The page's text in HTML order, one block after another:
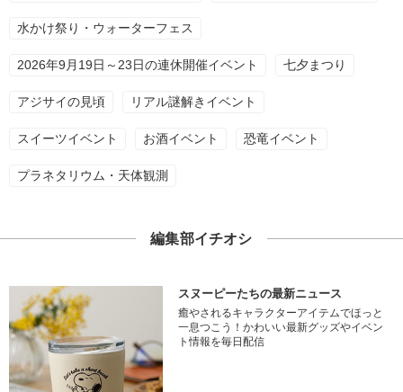
水かけ祭り・ウォーターフェス
2026年9月19日～23日の連休開催イベント 七夕まつり
アジサイの見頃 リアル謎解きイベント
スイーツイベント お酒イベント 恐竜イベント
プラネタリウム・天体観測
編集部イチオシ
スヌーピーたちの最新ニュース
癒やされるキャラクターアイテムでほっと
一息つこう！かわいい最新グッズやイベン
ト情報を毎日配信